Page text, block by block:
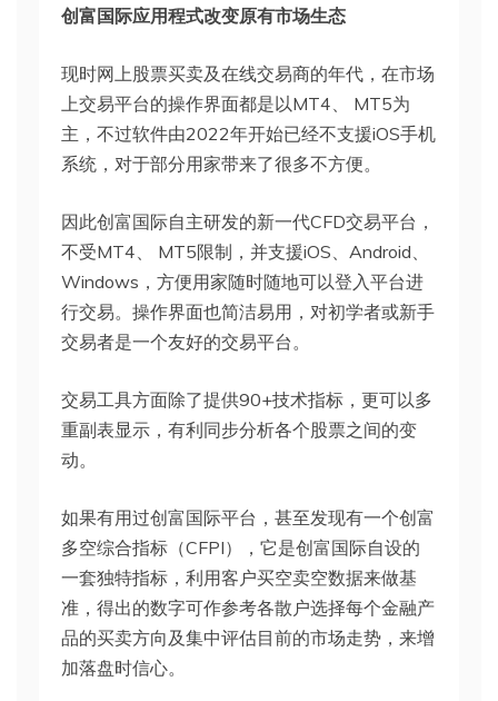
创富国际应用程式改变原有市场生态
现时网上股票买卖及在线交易商的年代，在市场
上交易平台的操作界面都是以MT4、 MT5为
主，不过软件由2022年开始已经不支援iOS手机
系统，对于部分用家带来了很多不方便。
因此创富国际自主研发的新一代CFD交易平台，
不受MT4、 MT5限制，并支援iOS、Android、
Windows，方便用家随时随地可以登入平台进
行交易。操作界面也简洁易用，对初学者或新手
交易者是一个友好的交易平台。
交易工具方面除了提供90+技术指标，更可以多
重副表显示，有利同步分析各个股票之间的变
动。
如果有用过创富国际平台，甚至发现有一个创富
多空综合指标（CFPI），它是创富国际自设的
一套独特指标，利用客户买空卖空数据来做基
准，得出的数字可作参考各散户选择每个金融产
品的买卖方向及集中评估目前的市场走势，来增
加落盘时信心。